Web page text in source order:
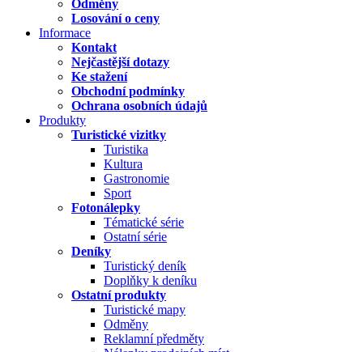
Odměny
Losování o ceny
Informace
Kontakt
Nejčastější dotazy
Ke stažení
Obchodní podmínky
Ochrana osobních údajů
Produkty
Turistické vizitky
Turistika
Kultura
Gastronomie
Sport
Fotonálepky
Tématické série
Ostatní série
Deníky
Turistický deník
Doplňky k deníku
Ostatní produkty
Turistické mapy
Odměny
Reklamní předměty